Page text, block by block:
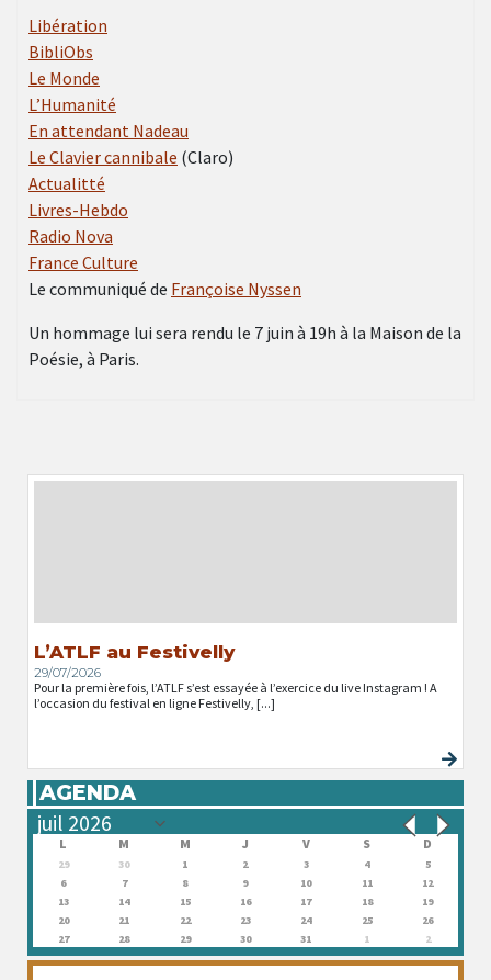
Libération
BibliObs
Le Monde
L’Humanité
En attendant Nadeau
Le Clavier cannibale (Claro)
Actualitté
Livres-Hebdo
Radio Nova
France Culture
Le communiqué de Françoise Nyssen
Un hommage lui sera rendu le 7 juin à 19h à la Maison de la
Poésie, à Paris.
L’ATLF au Festivelly
29/07/2026
Pour la première fois, l’ATLF s’est essayée à l’exercice du live Instagram ! A
l’occasion du festival en ligne Festivelly, [...]
AGENDA
L M M J V S D
29 30 1 2 3 4
5
6
7 8 9 10 11
12
13
14 15 16 17 18
19
20
21 22 23 24 25
26
27
28 29 30 31 1 2